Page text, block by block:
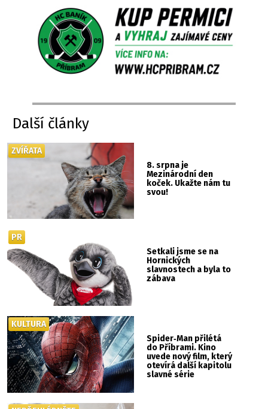
Další články
8. srpna je
Mezinárodní den
koček. Ukažte nám tu
svou!
ZVÍŘATA
Setkali jsme se na
Hornických
slavnostech a byla to
zábava
PR
Spider‑Man přilétá
do Příbrami. Kino
uvede nový film, který
otevírá další kapitolu
slavné série
KULTURA